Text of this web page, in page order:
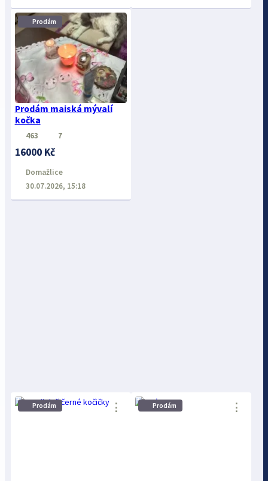
Prodám
Prodám maiská mývalí
kočka
⋮
463 7
16000 Kč
Domažlice
30.07.2026, 15:18
Prodám ⋮ Prodám ⋮